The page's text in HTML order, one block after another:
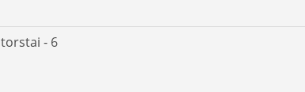
torstai - 6